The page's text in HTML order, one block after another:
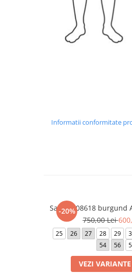
Informatii conformitate
-20%
Sacou 308618 burgund
750,00 Lei
25 26 27 28 29
54
56
VEZI VARIANTE